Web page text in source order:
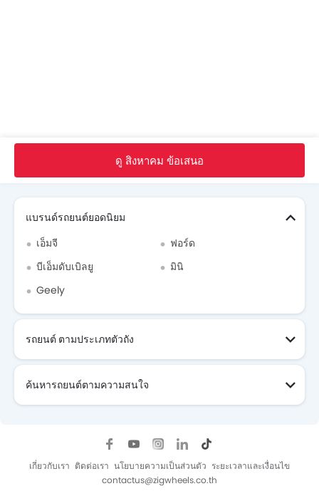
ดู สิงหาคม ข้อเสนอ
Search Other รถยนต์
แบรนด์รถยนต์ยอดนิยม
เอ็มจี
ฟอร์ด
บีเอ็มดับเบิลยู
มินิ
Geely
รถยนต์ ตามประเภทตัวถัง
ค้นหารถยนต์ตามความสนใจ
เกี่ยวกับเรา ติดต่อเรา นโยบายความเป็นส่วนตัว ระยะเวลาและเงื่อนไข
contactus@zigwheels.co.th